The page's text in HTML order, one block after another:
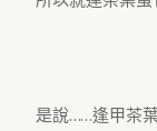
是說……逢甲茶